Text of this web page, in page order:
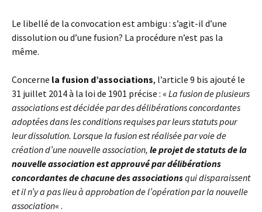
Le libellé de la convocation est ambigu : s’agit-il d’une
dissolution ou d’une fusion? La procédure n’est pas la
même.
Concerne la fusion d’associations, l’article 9 bis ajouté le
31 juillet 2014 à la loi de 1901 précise : « La fusion de plusieurs
associations est décidée par des délibérations concordantes
adoptées dans les conditions requises par leurs statuts pour
leur dissolution. Lorsque la fusion est réalisée par voie de
création d’une nouvelle association, le projet de statuts de la
nouvelle association est approuvé par délibérations
concordantes de chacune des associationsqui disparaissent
et il n’y a pas lieu à approbation de l’opération par la nouvelle
association« .